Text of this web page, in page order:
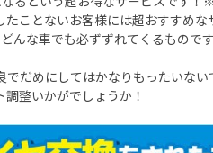
ことないお客様には超おすすめな
んな車でも必ずずれてくるものです
だめにしてはかなりもったいない
整いかがでしょうか！